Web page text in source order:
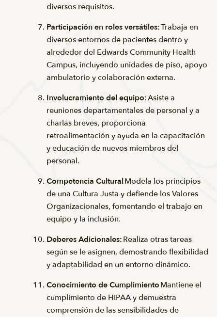
diversos requisitos.
Participación en roles versátiles:Trabaja en
diversos entornos de pacientes dentro y
alrededor del Edwards Community Health
Campus, incluyendo unidades de piso, apoyo
ambulatorio y colaboración externa.
Involucramiento del equipo:Asiste a
reuniones departamentales de personal y a
charlas breves, proporciona
retroalimentación y ayuda en la capacitación
y educación de nuevos miembros del
personal.
Competencia CulturalModela los principios
de una Cultura Justa y defiende los Valores
Organizacionales, fomentando el trabajo en
equipo y la inclusión.
Deberes Adicionales:Realiza otras tareas
según se le asignen, demostrando flexibilidad
y adaptabilidad en un entorno dinámico.
Conocimiento de CumplimientoMantiene el
cumplimiento de HIPAA y demuestra
comprensión de las sensibilidades de